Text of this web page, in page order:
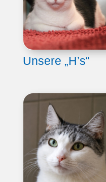
Unsere „H’s“